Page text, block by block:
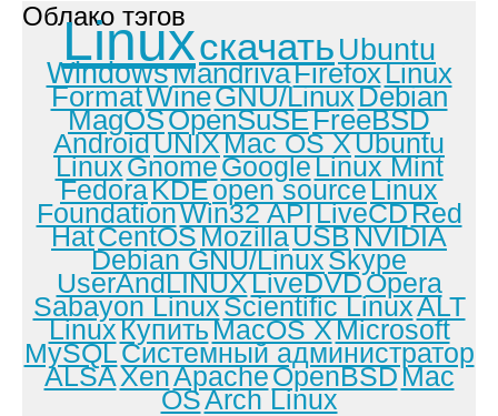
Облако тэгов
Linuxскачать Ubuntu
WindowsMandrivaFirefoxLinux
FormatWineGNU/LinuxDebian
MagOSOpenSuSEFreeBSD
AndroidUNIXMac OS XUbuntu
LinuxGnomeGoogleLinux Mint
FedoraKDEopen sourceLinux
FoundationWin32 APILiveCDRed
HatCentOSMozillaUSBNVIDIA
Debian GNU/LinuxSkype
UserAndLINUXLiveDVDOpera
Sabayon LinuxScientific LinuxALT
LinuxКупитьMacOS XMicrosoft
MySQLСистемный администратор
ALSAXenApacheOpenBSDMac
OSArch Linux